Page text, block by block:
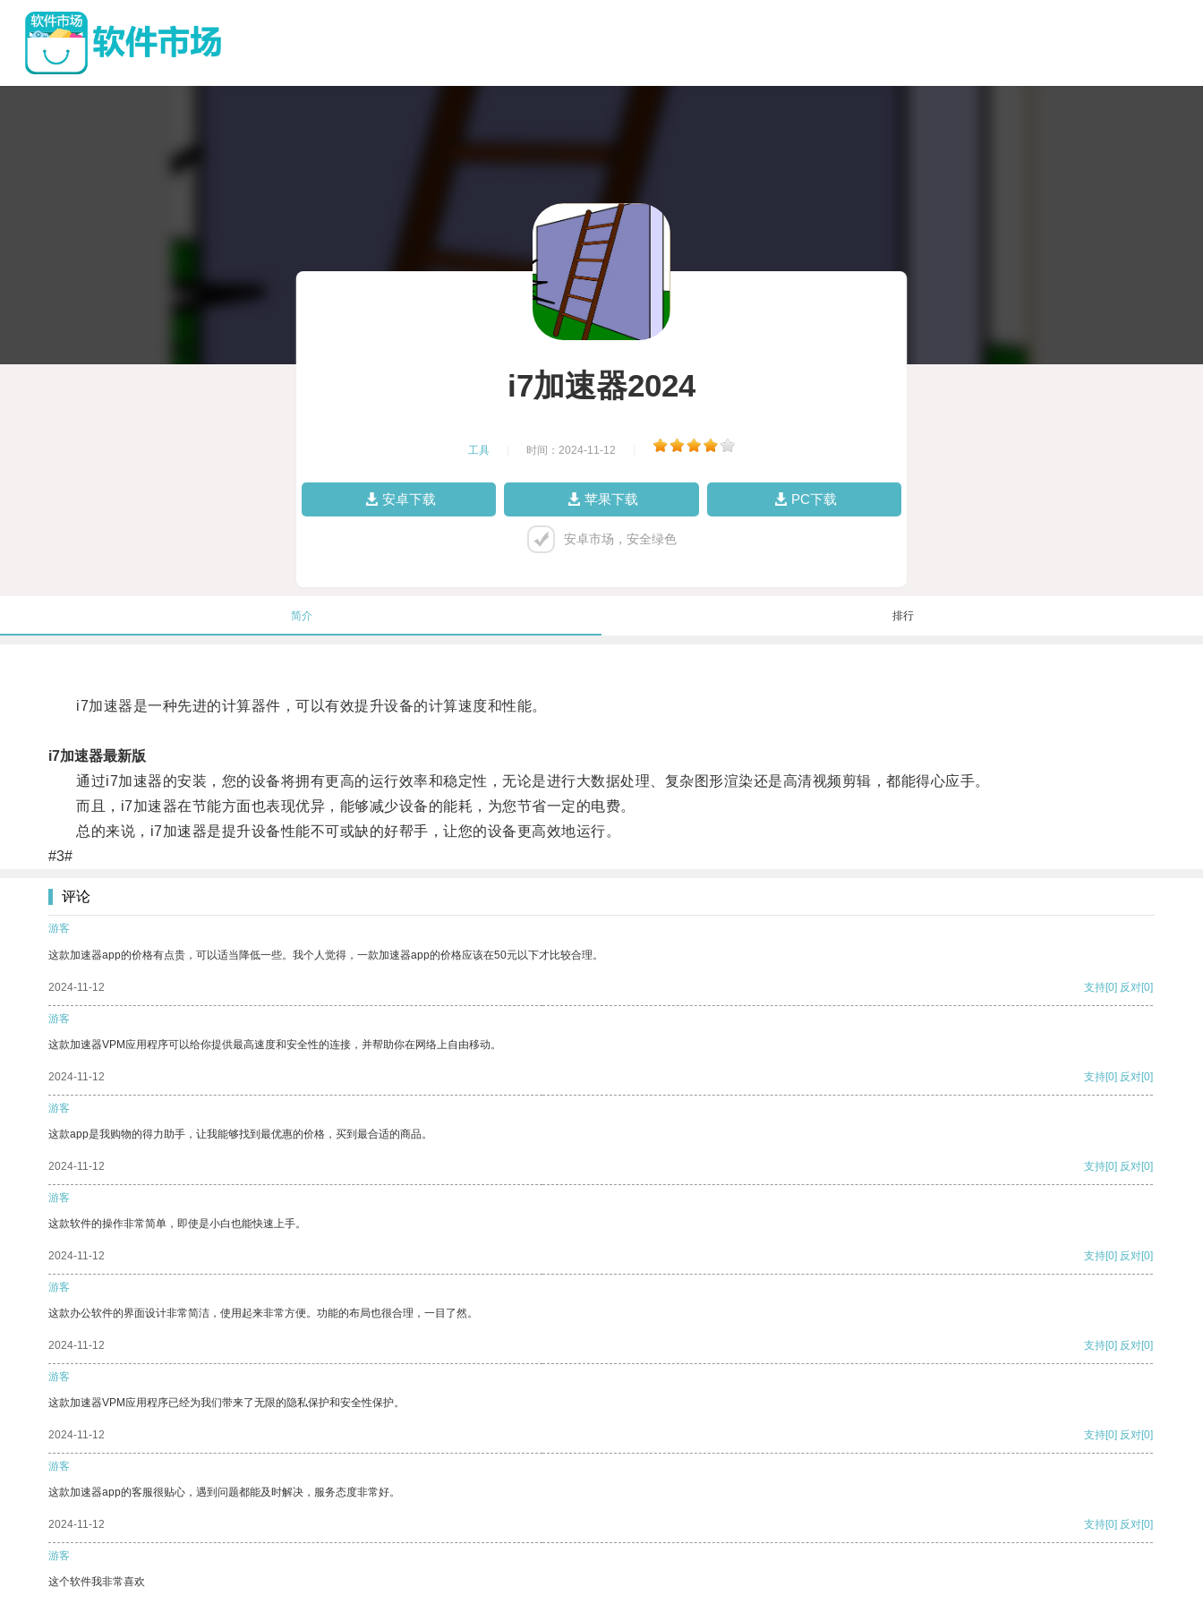
i7加速器2024
工具 时间：2024-11-12
安卓下载 苹果下载 PC下载
安卓市场，安全绿色
简介 排行
i7加速器是一种先进的计算器件，可以有效提升设备的计算速度和性能。
i7加速器最新版
通过i7加速器的安装，您的设备将拥有更高的运行效率和稳定性，无论是进行大数据处理、复杂图形渲染还是高清视频剪辑，都能得心应手。
而且，i7加速器在节能方面也表现优异，能够减少设备的能耗，为您节省一定的电费。
总的来说，i7加速器是提升设备性能不可或缺的好帮手，让您的设备更高效地运行。
#3#
评论
游客
这款加速器app的价格有点贵，可以适当降低一些。我个人觉得，一款加速器app的价格应该在50元以下才比较合理。
2024-11-12 支持[0] 反对[0]
游客
这款加速器VPM应用程序可以给你提供最高速度和安全性的连接，并帮助你在网络上自由移动。
2024-11-12 支持[0] 反对[0]
游客
这款app是我购物的得力助手，让我能够找到最优惠的价格，买到最合适的商品。
2024-11-12 支持[0] 反对[0]
游客
这款软件的操作非常简单，即使是小白也能快速上手。
2024-11-12 支持[0] 反对[0]
游客
这款办公软件的界面设计非常简洁，使用起来非常方便。功能的布局也很合理，一目了然。
2024-11-12 支持[0] 反对[0]
游客
这款加速器VPM应用程序已经为我们带来了无限的隐私保护和安全性保护。
2024-11-12 支持[0] 反对[0]
游客
这款加速器app的客服很贴心，遇到问题都能及时解决，服务态度非常好。
2024-11-12 支持[0] 反对[0]
游客
这个软件我非常喜欢